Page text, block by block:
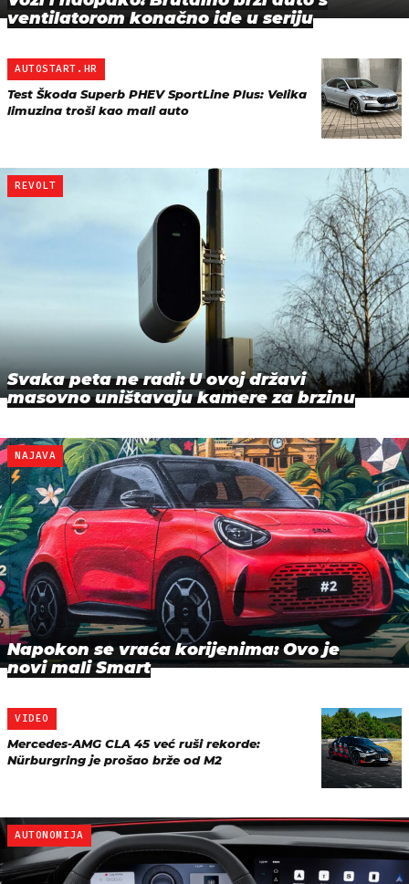
ventilatorom konačno ide u seriju
AUTOSTART.HR
Test Škoda Superb PHEV SportLine Plus: Velika
limuzina troši kao mali auto
REVOLT
Svaka peta ne radi: U ovoj državi
masovno uništavaju kamere za brzinu
NAJAVA
Napokon se vraća korijenima: Ovo je
novi mali Smart
VIDEO
Mercedes-AMG CLA 45 već ruši rekorde:
Nürburgring je prošao brže od M2
AUTONOMIJA